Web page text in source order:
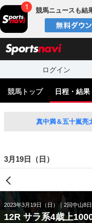
競馬ニュースも結
ログイン
競馬トップ 日程・結果
真中満＆五十嵐亮
3月19日（日）
2023年3月19日（日） 2回中山8日
12R サラ系4歳上